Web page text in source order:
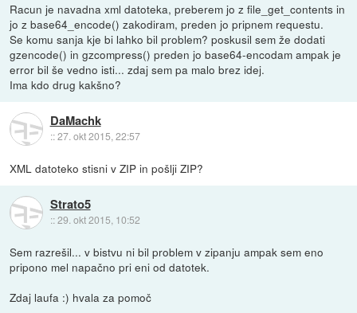
Racun je navadna xml datoteka, preberem jo z file_get_contents in
jo z base64_encode() zakodiram, preden jo pripnem requestu.
Se komu sanja kje bi lahko bil problem? poskusil sem že dodati
gzencode() in gzcompress() preden jo base64-encodam ampak je
error bil še vedno isti... zdaj sem pa malo brez idej.
Ima kdo drug kakšno?
DaMachk
::27. okt 2015, 22:57
XML datoteko stisni v ZIP in pošlji ZIP?
Strato5
::29. okt 2015, 10:52
Sem razrešil... v bistvu ni bil problem v zipanju ampak sem eno
pripono mel napačno pri eni od datotek.
Zdaj laufa :) hvala za pomoč